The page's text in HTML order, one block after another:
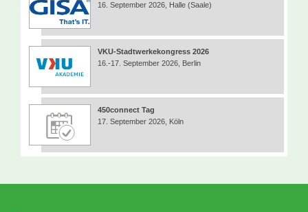
16. September 2026, Halle (Saale)
VKU-Stadtwerkekongress 2026
16.-17. September 2026, Berlin
450connect Tag
17. September 2026, Köln